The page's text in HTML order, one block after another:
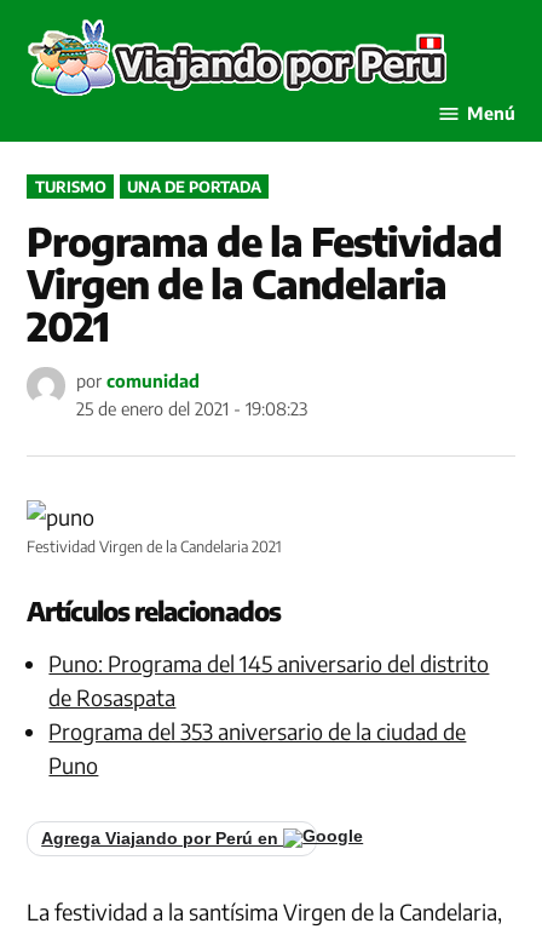
contenido
por
Menú
PUBLICADO
EN
TURISMO UNA DE PORTADA
Programa de la Festividad
Virgen de la Candelaria
2021
por comunidad
25 de enero del 2021 - 19:08:23
Festividad Virgen de la Candelaria 2021
Artículos relacionados
Puno: Programa del 145 aniversario del distrito
de Rosaspata
Programa del 353 aniversario de la ciudad de
Puno
Agrega Viajando por Perú en
La festividad a la santísima Virgen de la Candelaria,